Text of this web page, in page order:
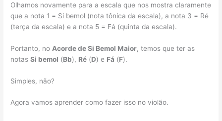
Olhamos novamente para a escala que nos mostra claramente
que a nota 1 = Si bemol (nota tônica da escala), a nota 3 = Ré
(terça da escala) e a nota 5 = Fá (quinta da escala).
Portanto, no Acorde de Si Bemol Maior, temos que ter as
notasSi bemol (Bb), Ré (D) e Fá (F).
Simples, não?
Agora vamos aprender como fazer isso no violão.